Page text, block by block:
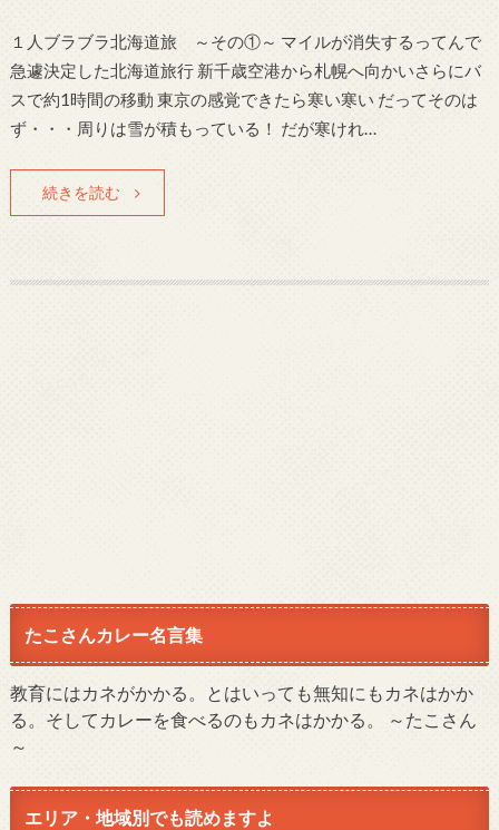
１人ブラブラ北海道旅 ～その①～ マイルが消失するってんで
急遽決定した北海道旅行 新千歳空港から札幌へ向かいさらにバ
スで約1時間の移動 東京の感覚できたら寒い寒い だってそのは
ず・・・周りは雪が積もっている！ だが寒けれ…
続きを読む
たこさんカレー名言集
教育にはカネがかかる。とはいっても無知にもカネはかか
る。そしてカレーを食べるのもカネはかかる。 ～たこさん
～
エリア・地域別でも読めますよ